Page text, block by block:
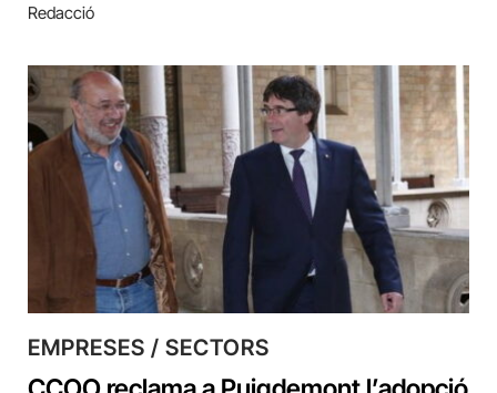
Redacció
EMPRESES / SECTORS